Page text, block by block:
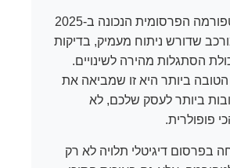
בחירת הפלטפורמה הפרסומית הנכונה ב-2025
שדורש ניתוח מעמיק, בדיקות
הסתגלות מהירה לשינויים.
ביותר היא זו שמביאה את
ביותר לעסק שלכם, לא
פופולרית.
בפרסום דיגיטלי תלויה לא רק